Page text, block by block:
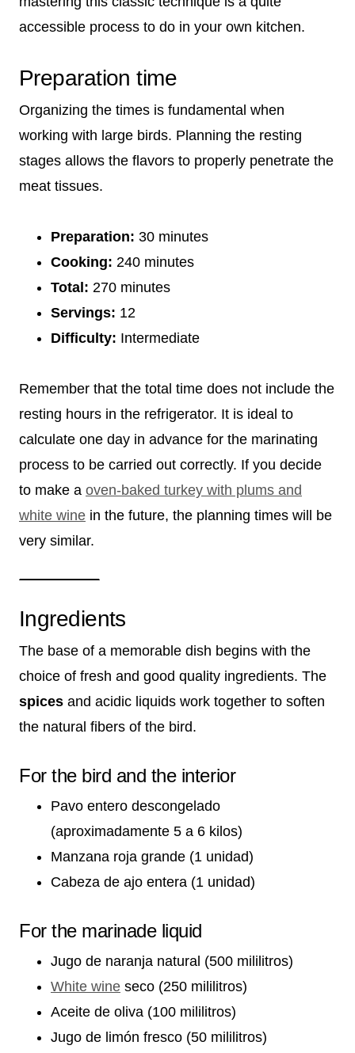
accessible process to do in your own kitchen.
Preparation time
Organizing the times is fundamental when
working with large birds. Planning the resting
stages allows the flavors to properly penetrate the
meat tissues.
Preparation: 30 minutes
Cooking: 240 minutes
Total: 270 minutes
Servings: 12
Difficulty: Intermediate
Remember that the total time does not include the
resting hours in the refrigerator. It is ideal to
calculate one day in advance for the marinating
process to be carried out correctly. If you decide
to make a oven-baked turkey with plums and
white wine in the future, the planning times will be
very similar.
Ingredients
The base of a memorable dish begins with the
choice of fresh and good quality ingredients. The
spices and acidic liquids work together to soften
the natural fibers of the bird.
For the bird and the interior
Pavo entero descongelado
(aproximadamente 5 a 6 kilos)
Manzana roja grande (1 unidad)
Cabeza de ajo entera (1 unidad)
For the marinade liquid
Jugo de naranja natural (500 mililitros)
White wine seco (250 mililitros)
Aceite de oliva (100 mililitros)
Jugo de limón fresco (50 mililitros)